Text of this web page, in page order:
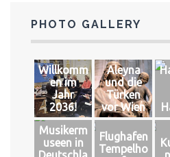
PHOTO GALLERY
Willkomm
en im
Jahr
2036!
Aleyna
und die
Türken
vor Wien
Musikerm
useen in
Flughafen
Tempelho